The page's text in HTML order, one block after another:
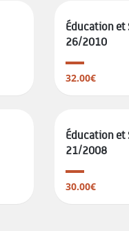
Éducation et
26/2010
32.00€
Éducation et
21/2008
30.00€